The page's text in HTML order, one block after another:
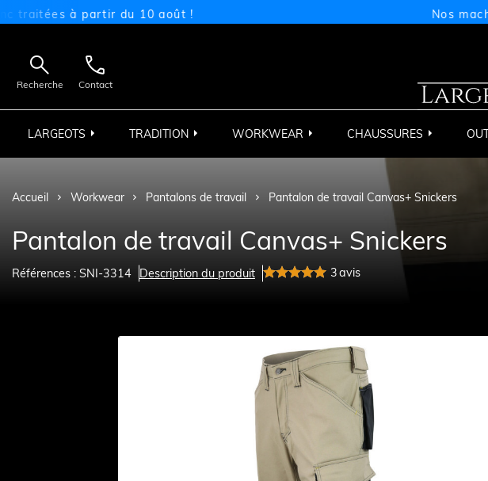
à partir du 10 août ! Nos

Recherche

Contact
LARGEOTS TRADITION WORKWEAR CHAUSSURES
Accueil Workwear Pantalons de travail Pantalon de travail Canvas+ Snickers
Pantalon de travail Canvas+ Snickers
Références : SNI-3314 Description du produit 3avis